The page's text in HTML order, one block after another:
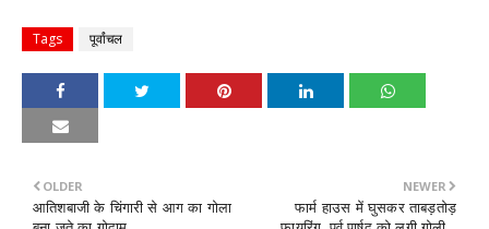
Tags पूर्वांचल
NEWER
फार्म हाउस में घुसकर ताबड़तोड़
OLDER
आतिशबाजी के चिंगारी से आग का गोला